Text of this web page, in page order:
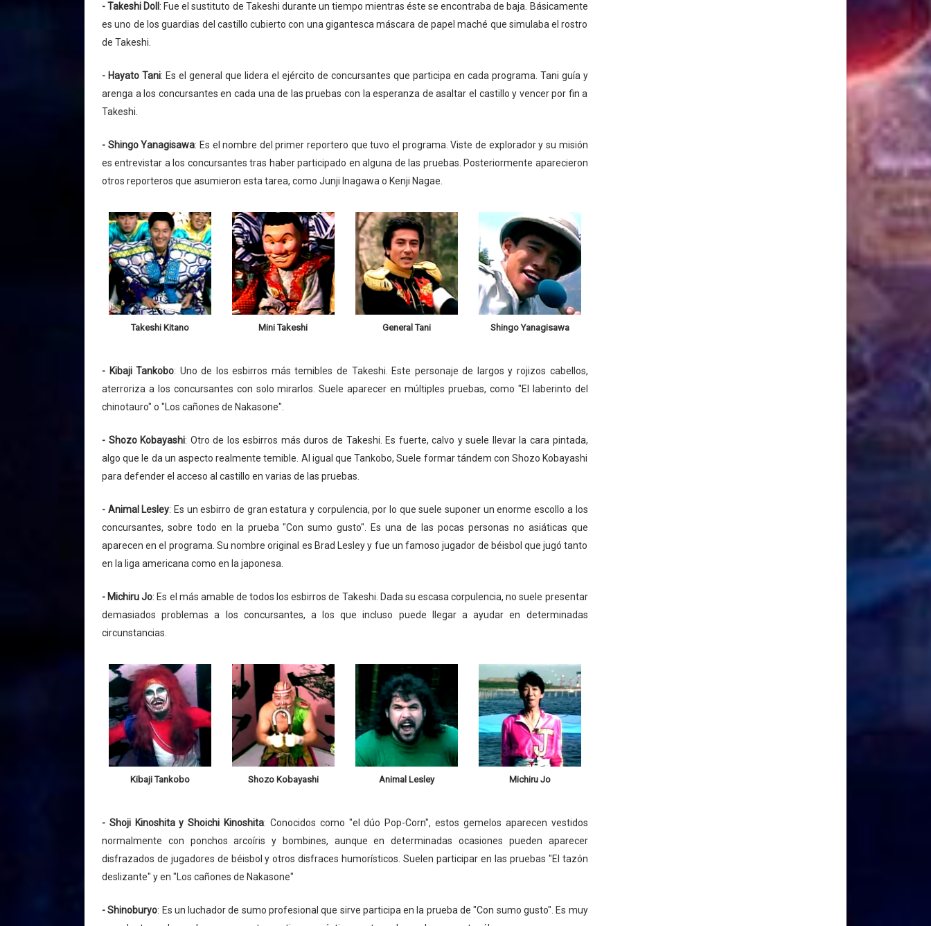
- Takeshi Doll : Fue el sustituto de Takeshi durante un tiempo mientras éste se encontraba de baja. Básicamente
es uno de los guardias del castillo cubierto con una gigantesca máscara de papel maché que simulaba el rostro
de Takeshi.
- Hayato Tani: Es el general que lidera el ejército de concursantes que participa en cada programa. Tani guía y
arenga a los concursantes en cada una de las pruebas con la esperanza de asaltar el castillo y vencer por fin a
Takeshi.
- Shingo Yanagisawa: Es el nombre del primer reportero que tuvo el programa. Viste de explorador y su misión
es entrevistar a los concursantes tras haber participado en alguna de las pruebas. Posteriormente aparecieron
otros reporteros que asumieron esta tarea, como Junji Inagawa o Kenji Nagae.
Takeshi Kitano Mini Takeshi General Tani Shingo Yanagisawa
- Kibaji Tankobo: Uno de los esbirros más temibles de Takeshi. Este personaje de largos y rojizos cabellos,
aterroriza a los concursantes con solo mirarlos. Suele aparecer en múltiples pruebas, como "El laberinto del
chinotauro" o "Los cañones de Nakasone".
- Shozo Kobayashi: Otro de los esbirros más duros de Takeshi. Es fuerte, calvo y suele llevar la cara pintada,
algo que le da un aspecto realmente temible. Al igual que Tankobo, Suele formar tándem con Shozo Kobayashi
para defender el acceso al castillo en varias de las pruebas.
- Animal Lesley: Es un esbirro de gran estatura y corpulencia, por lo que suele suponer un enorme escollo a los
concursantes, sobre todo en la prueba "Con sumo gusto". Es una de las pocas personas no asiáticas que
aparecen en el programa. Su nombre original es Brad Lesley y fue un famoso jugador de béisbol que jugó tanto
en la liga americana como en la japonesa.
- Michiru Jo: Es el más amable de todos los esbirros de Takeshi. Dada su escasa corpulencia, no suele presentar
demasiados problemas a los concursantes, a los que incluso puede llegar a ayudar en determinadas
circunstancias.
Kibaji Tankobo Shozo Kobayashi Animal Lesley Michiru Jo
- Shoji Kinoshita y Shoichi Kinoshita: Conocidos como "el dúo Pop-Corn", estos gemelos aparecen vestidos
normalmente con ponchos arcoíris y bombines, aunque en determinadas ocasiones pueden aparecer
disfrazados de jugadores de béisbol y otros disfraces humorísticos. Suelen participar en las pruebas "El tazón
deslizante" y en "Los cañones de Nakasone"
- Shinoburyo: Es un luchador de sumo profesional que sirve participa en la prueba de "Con sumo gusto". Es muy